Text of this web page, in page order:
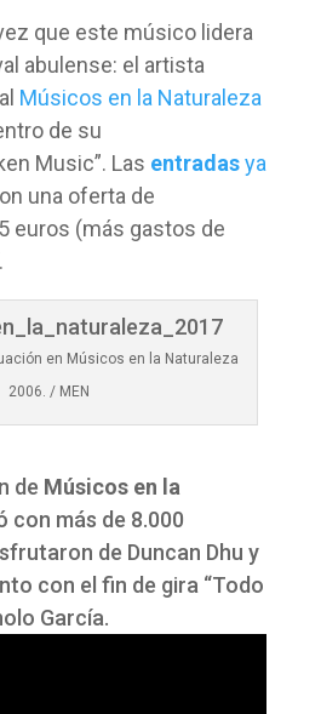
que este músico lidera
abulense: el artista
Músicos en la Naturaleza
de su
Music”. Las entradasya
una oferta de
euros (más gastos de
en Músicos en la Naturaleza
2006. / MEN
de Músicos en la
con más de 8.000
de Duncan Dhu y
con el fin de gira “Todo
García.